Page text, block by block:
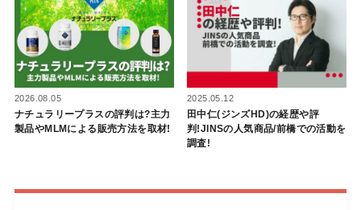
2026.08.05
ナチュラリープラスの評判は?主力
製品やMLMによる販売方法を取材!
2025.05.12
田中仁(ジンズHD)の経歴や評
判!JINSの人気商品/前橋での活動を
調査!